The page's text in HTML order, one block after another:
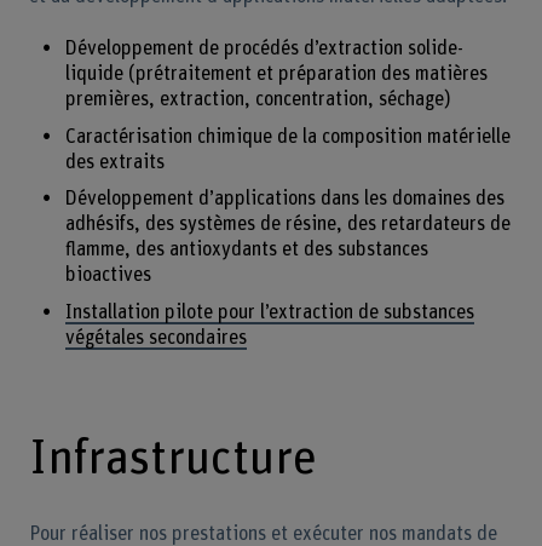
Développement de procédés d’extraction solide-
liquide (prétraitement et préparation des matières
premières, extraction, concentration, séchage)
Caractérisation chimique de la composition matérielle
des extraits
Développement d’applications dans les domaines des
adhésifs, des systèmes de résine, des retardateurs de
flamme, des antioxydants et des substances
bioactives
Installation pilote pour l’extraction de substances
végétales secondaires
Infrastructure
Pour réaliser nos prestations et exécuter nos mandats de